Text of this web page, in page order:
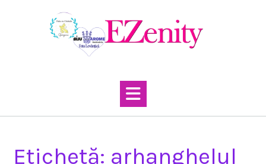
Etichetă: arhanghelul